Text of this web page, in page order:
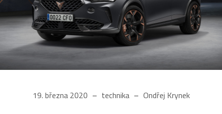
19. března 2020 technika Ondřej Krynek